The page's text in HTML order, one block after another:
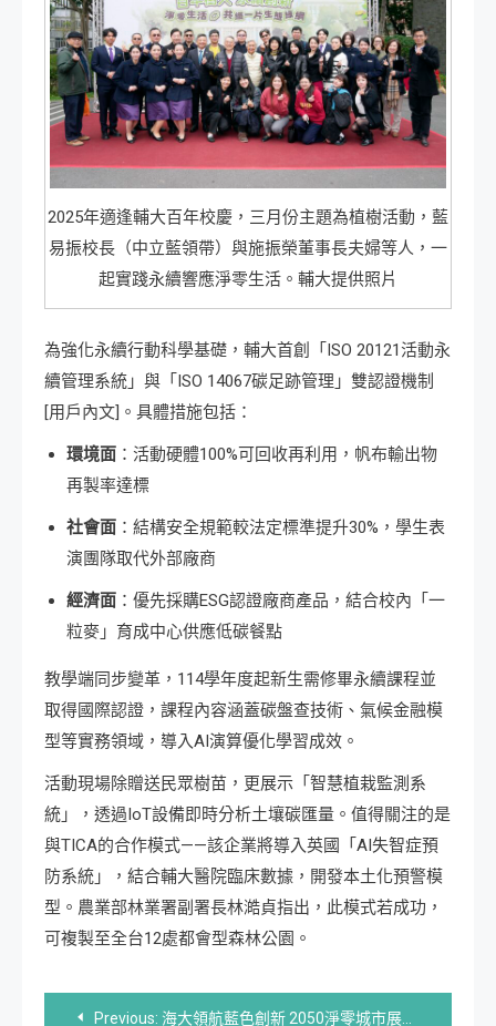
2025年適逢輔大百年校慶，三月份主題為植樹活動，藍
易振校長（中立藍領帶）與施振榮董事長夫婦等人，一
起實踐永續響應淨零生活。輔大提供照片
為強化永續行動科學基礎，輔大首創「ISO 20121活動永
續管理系統」與「ISO 14067碳足跡管理」雙認證機制
[用戶內文]。具體措施包括：
環境面 ：活動硬體100%可回收再利用，帆布輸出物
再製率達標
社會面 ：結構安全規範較法定標準提升30%，學生表
演團隊取代外部廠商
經濟面 ：優先採購ESG認證廠商產品，結合校內「一
粒麥」育成中心供應低碳餐點
教學端同步變革，114學年度起新生需修畢永續課程並
取得國際認證，課程內容涵蓋碳盤查技術、氣候金融模
型等實務領域，導入AI演算優化學習成效。
活動現場除贈送民眾樹苗，更展示「智慧植栽監測系
統」，透過IoT設備即時分析土壤碳匯量。值得關注的是
與TICA的合作模式——該企業將導入英國「AI失智症預
防系統」，結合輔大醫院臨床數據，開發本土化預警模
型。農業部林業署副署長林澔貞指出，此模式若成功，
可複製至全台12處都會型森林公園。
文 Previous: 海大領航藍色創新 2050淨零城市展驚艷全場